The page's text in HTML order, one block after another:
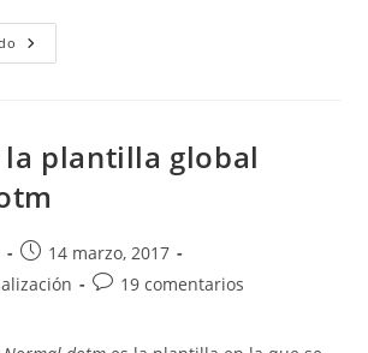
Word
Se
Carpeta
Inicio
la plantilla global
Publicación
de
14 marzo, 2017
Comentarios
19 comentarios